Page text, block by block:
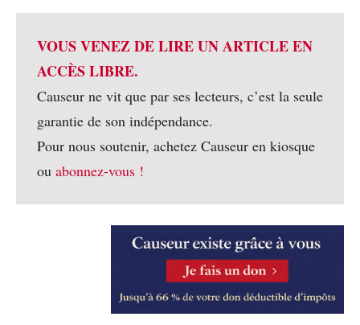
VOUS VENEZ DE LIRE UN ARTICLE EN
ACCÈS LIBRE.
Causeur ne vit que par ses lecteurs, c’est la seule
garantie de son indépendance.
Pour nous soutenir, achetez Causeur en kiosque
ou abonnez-vous !